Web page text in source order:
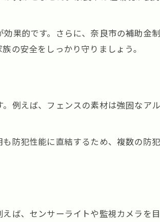
果
方法
用術
方
果的です。さらに、奈良市の補助金
の安全をしっかり守りましょう。
例えば、フェンスの素材は強固なア
防犯性能に直結するため、複数の防
ば、センサーライトや監視カメラを